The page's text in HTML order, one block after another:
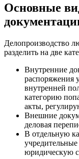
Основные
Делопроизводство
разделить на две
Внутренние
распоряжения
внутренней
категорию
акты,
Внешние
деловая
В отдельную
юридическую